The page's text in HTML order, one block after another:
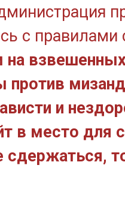
с правилами
и
в место для